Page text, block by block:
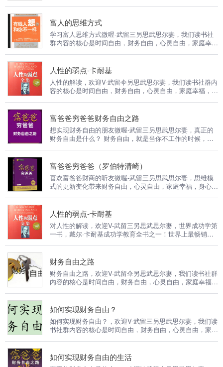
的内容，帮助你解决你所面临的最大问题：如何在你的日常
生活、商务活动与交往中与人打交道，并有效地影响他人；
如何击败人类的生存之敌——忧虑，以创造一种幸福美好的
人生。
富人的思维方式
学习富人思维方式微喔-武留三另思武思尔妻，我们读书社
群内容的核心是时间自由，财务自由，心灵自由，家庭幸
的文化，一定会成为我们的社群合伙人！
人性的弱点-卡耐基
人性的解读，欢迎V-武留伞另思武思尔妻，我们读书社群内
容的核心是时间自由，财务自由，心灵自由，家庭幸福，承
以训练的！当你喜欢我们的文化，一定会成为我们的社群合
伙人！
富爸爸穷爸爸财务自由之路
想实现财务自由的朋友微喔-武留三另思武思尔妻，真正的
财务自由是什么？ 财务自由，就是当你不工作的时候，也
钱、时间去做自己真正想做的事情，例如说：旅游、摄影、
写书、或者参与公益事业。 本专辑帮助人们实现在家庭，
生意，人际关系，健康，心理，精神六个生活的主要方面都
得到平衡协调的发展。
富爸爸穷爸爸（罗伯特清崎）
喜欢富爸爸财商的听友微喔-武留三另思武思尔妻，思维模
式的更新变化带来财务自由，心灵自由，家庭幸福，身心健
不必为金钱发愁，因为你有其他渠道的现金收入。当工作不
再是获得金钱的唯一手段时，你便自由了。可以有足够的金
钱、时间去做自己真正想做的事情，例如说：旅游、摄影、
与书、或者参与公益事业。 本专辑帮助人们实现在家庭，
生意，人际关系，健康，心理，精神六个生活的主要方面都
了解更多，更系统化，更有价值的内容！ 我们要用15年的
时间影响一亿人读书，10万个家庭实现财务自由和身心健
人性的弱点-卡耐基
对人性的解读，欢迎V-武留三另思武思尔妻，世界成功学第
一书，戴尔·卡耐基成功学教育全书之一！世界上最畅销、
卡耐基的思想精华和最激动人心的内容，帮助你解决你所面
临的最大问题：如何在你的日常生活、商务活动与交往中与
人打交道，并有效地影响他人；如何击败人类的生存之敌
——忧虑，以创造一种幸福美好的人生。
财务自由之路
财务自由之路，欢迎V-武留伞另思武思尔妻，我们读书社群
内容的核心是时间自由，财务自由，心灵自由，家庭幸福，
化，一定会成为我们的社群合伙人！
如何实现财务自由？
如何实现财务自由？，欢迎V-武留三另思武思尔妻，我们读
书社群内容的核心是时间自由，财务自由，心灵自由，家庭
们的文化，一定会成为我们的社群合伙人！
如何实现财务自由的生活